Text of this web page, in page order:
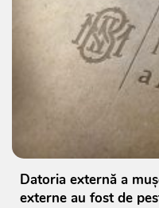
Datoria externă a
externe au fost de